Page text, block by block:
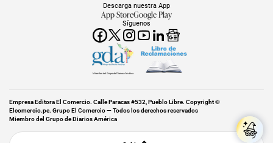
Síguenos
Descarga nuestra App
App StoreGoogle Play
Miembro del Grupo de Diarios América
Empresa Editora El Comercio. Calle Paracas #532, Pueblo Libre. Copyright ©
Elcomercio.pe. Grupo El Comercio — Todos los derechos reservados
Miembro del Grupo de Diarios América